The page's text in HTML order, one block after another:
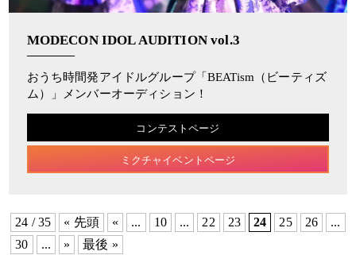
MODECON IDOL AUDITION vol.3
おうち時間発アイドルグループ「BEATism（ビーティズ
ム）」メンバーオーディション！
コンテストページ
ミクチャイベントページ
24 / 35 « 先頭 « ... 10 ... 22 23 24 25 26
...
30
... » 最後 »